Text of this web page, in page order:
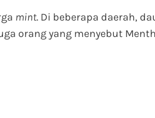
mint. Di beberapa daerah,
orang yang menyebut